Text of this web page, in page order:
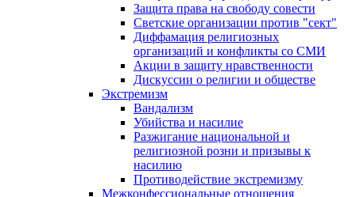
Защита права на свободу совести
Светские организации против "сект"
Диффамация религиозных
организаций и конфликты со СМИ
Акции в защиту нравственности
Дискуссии о религии и обществе
Экстремизм
Вандализм
Убийства и насилие
Разжигание национальной и
религиозной розни и призывы к
насилию
Противодействие экстремизму
Межконфессиональные отношения